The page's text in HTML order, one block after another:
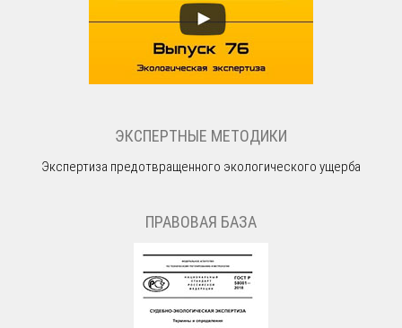
ЭКСПЕРТНЫЕ МЕТОДИКИ
Экспертиза предотвращенного экологического ущерба
ПРАВОВАЯ БАЗА